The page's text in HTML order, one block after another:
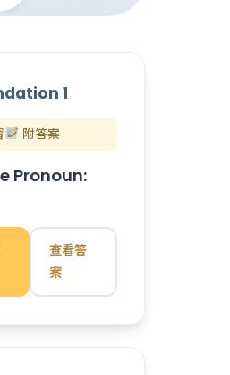
1
附答案
Pronoun:
查看答
案